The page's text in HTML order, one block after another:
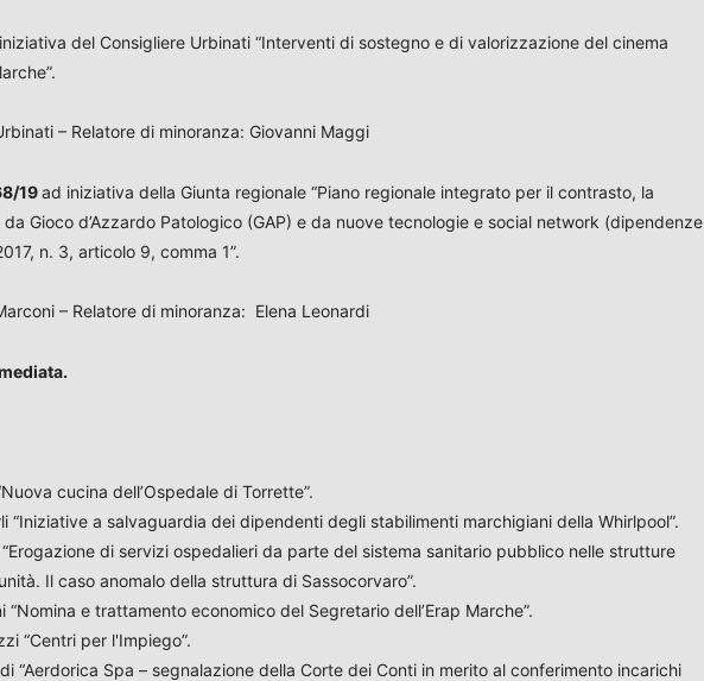
del Consigliere Urbinati “Interventi di sostegno e di valorizzazione del cinema
– Relatore di minoranza: Giovanni Maggi
19ad iniziativa della Giunta regionale “Piano regionale integrato per il contrasto, la
Gioco d’Azzardo Patologico (GAP) e da nuove tecnologie e social network (dipendenze
n. 3, articolo 9, comma 1”.
– Relatore di minoranza: Elena Leonardi
cucina dell’Ospedale di Torrette”.
“Iniziative a salvaguardia dei dipendenti degli stabilimenti marchigiani della Whirlpool”.
di servizi ospedalieri da parte del sistema sanitario pubblico nelle strutture
Il caso anomalo della struttura di Sassocorvaro”.
“Nomina e trattamento economico del Segretario dell’Erap Marche”.
“Centri per l'Impiego”.
“Aerdorica Spa – segnalazione della Corte dei Conti in merito al conferimento incarichi